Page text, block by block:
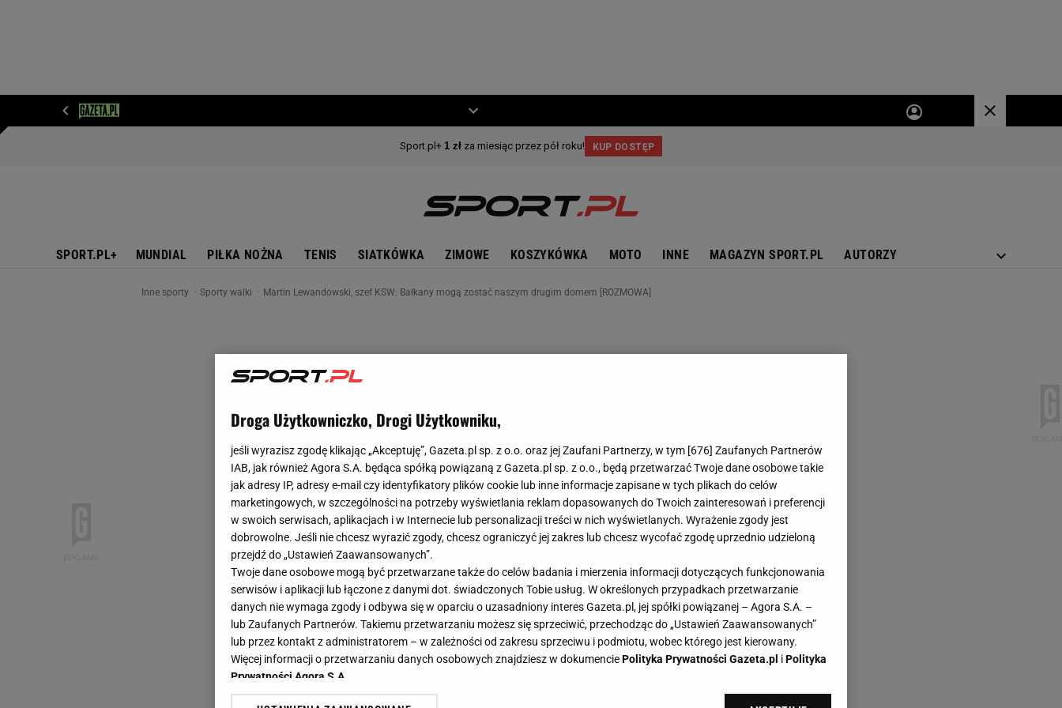
SPORT.PL+ MUNDIAL PIŁKA NOŻNA TENIS SIATKÓWKA ZIMOWE KOSZYKÓWKA MOTO INNE MAGAZYN SPORT.PL AUTORZY
Inne sporty Sporty walki Martin Lewandowski, szef KSW: Bałkany mogą zostać naszym drugim domem [ROZMOWA]
Droga Użytkowniczko, Drogi Użytkowniku,
jeśli wyrazisz zgodę klikając „Akceptuję”, Gazeta.pl sp. z o.o. oraz jej Zaufani Partnerzy, w tym [676] Zaufanych Partnerów
IAB, jak również Agora S.A. będąca spółką powiązaną z Gazeta.pl sp. z o.o., będą przetwarzać Twoje dane osobowe takie
jak adresy IP, adresy e-mail czy identyfikatory plików cookie lub inne informacje zapisane w tych plikach do celów
marketingowych, w szczególności na potrzeby wyświetlania reklam dopasowanych do Twoich zainteresowań i preferencji
w swoich serwisach, aplikacjach i w Internecie lub personalizacji treści w nich wyświetlanych. Wyrażenie zgody jest
dobrowolne. Jeśli nie chcesz wyrazić zgody, chcesz ograniczyć jej zakres lub chcesz wycofać zgodę uprzednio udzieloną
przejdź do „Ustawień Zaawansowanych”.
Twoje dane osobowe mogą być przetwarzane także do celów badania i mierzenia informacji dotyczących funkcjonowania
serwisów i aplikacji lub łączone z danymi dot. świadczonych Tobie usług. W określonych przypadkach przetwarzanie
danych nie wymaga zgody i odbywa się w oparciu o uzasadniony interes Gazeta.pl, jej spółki powiązanej – Agora S.A. –
lub Zaufanych Partnerów. Takiemu przetwarzaniu możesz się sprzeciwić, przechodząc do „Ustawień Zaawansowanych”
lub przez kontakt z administratorem – w zależności od zakresu sprzeciwu i podmiotu, wobec którego jest kierowany.
Więcej informacji o przetwarzaniu danych osobowych znajdziesz w dokumenciePolityka Prywatności Gazeta.pl iPolityka
Prywatności Agora S.A.